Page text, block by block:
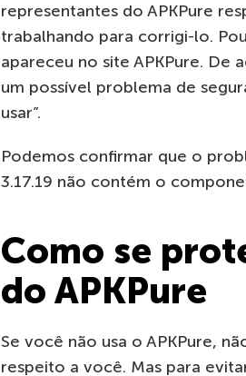
representantes do APKPure
trabalhando para corrigi-lo.
apareceu no site APKPure. De
um possível problema de
usar”.
Podemos confirmar que o
3.17.19 não contém o
Como se
do APKPure
Se você não usa o APKPure,
respeito a você. Mas para